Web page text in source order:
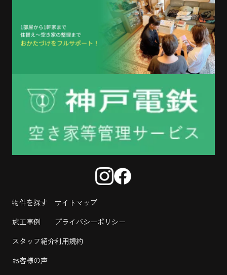
物件を探す
施工事例
スタッフ紹介
お客様の声
サイトマップ
プライバシーポリシー
利用規約